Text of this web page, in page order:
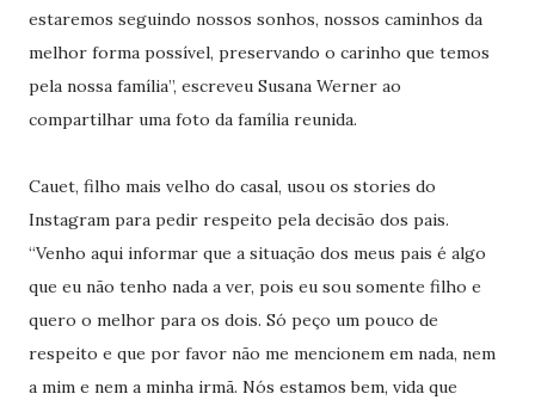
estaremos seguindo nossos sonhos, nossos caminhos da
melhor forma possível, preservando o carinho que temos
pela nossa família”, escreveu Susana Werner ao
compartilhar uma foto da família reunida.
Cauet, filho mais velho do casal, usou os stories do
Instagram para pedir respeito pela decisão dos pais.
“Venho aqui informar que a situação dos meus pais é algo
que eu não tenho nada a ver, pois eu sou somente filho e
quero o melhor para os dois. Só peço um pouco de
respeito e que por favor não me mencionem em nada, nem
a mim e nem a minha irmã. Nós estamos bem, vida que